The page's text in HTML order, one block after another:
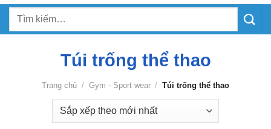
Tìm
Túi trống thể thao
Trang chủ / Gym - Sport wear / Túi trống thể thao